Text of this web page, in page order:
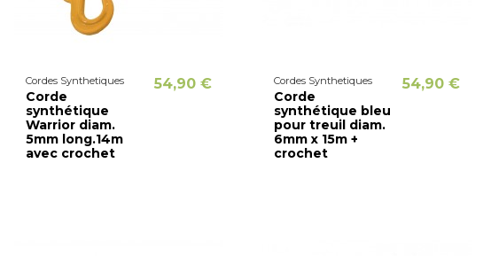
Cordes Synthetiques
Corde
synthétique
Warrior diam.
5mm long.14m
avec crochet
54,90 € Cordes Synthetiques
Corde
synthétique bleu
pour treuil diam.
6mm x 15m +
crochet
54,90 €